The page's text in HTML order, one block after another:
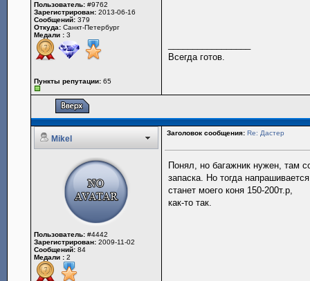
Пользователь: #9762
Зарегистрирован: 2013-06-16
Сообщений: 379
Откуда: Санкт-Петербург
Медали : 3
Пункты репутации: 65
Всегда готов.
Mikel
Заголовок сообщения: Re: Дастер
Пользователь: #4442
Зарегистрирован: 2009-11-02
Сообщений: 84
Медали : 2
Понял, но багажник нужен, там
запаска. Но тогда
станет моего коня 150-200т.р,
как-то так.